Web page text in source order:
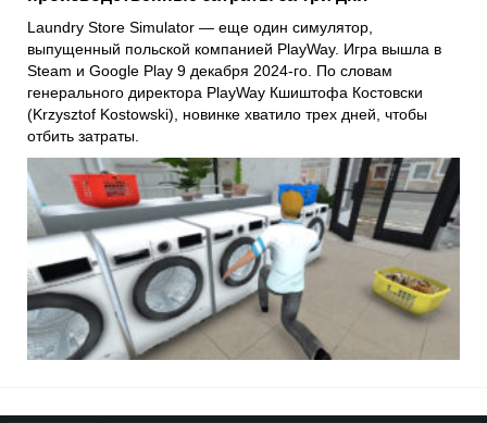
Laundry Store Simulator — еще один симулятор,
выпущенный польской компанией PlayWay. Игра вышла в
Steam и Google Play 9 декабря 2024-го. По словам
генерального директора PlayWay Кшиштофа Костовски
(Krzysztof Kostowski), новинке хватило трех дней, чтобы
отбить затраты.